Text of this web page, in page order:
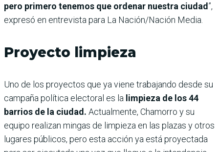
pero primero tenemos que ordenar nuestra ciudad ”,
expresó en entrevista para La Nación/Nación Media.
Proyecto limpieza
Uno de los proyectos que ya viene trabajando desde su
campaña política electoral es la limpieza de los 44
barrios de la ciudad. Actualmente, Chamorro y su
equipo realizan mingas de limpieza en las plazas y otros
lugares públicos, pero esta acción ya está proyectada